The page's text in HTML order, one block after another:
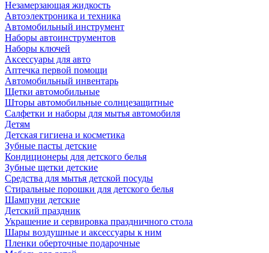
Незамерзающая жидкость
Автоэлектроника и техника
Автомобильный инструмент
Наборы автоинструментов
Наборы ключей
Аксессуары для авто
Аптечка первой помощи
Автомобильный инвентарь
Щетки автомобильные
Шторы автомобильные солнцезащитные
Салфетки и наборы для мытья автомобиля
Детям
Детская гигиена и косметика
Зубные пасты детские
Кондиционеры для детского белья
Зубные щетки детские
Средства для мытья детской посуды
Стиральные порошки для детского белья
Шампуни детские
Детский праздник
Украшение и сервировка праздничного стола
Шары воздушные и аксессуары к ним
Пленки оберточные подарочные